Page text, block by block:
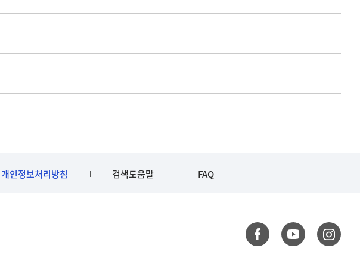
개인정보처리방침 검색도움말 FAQ